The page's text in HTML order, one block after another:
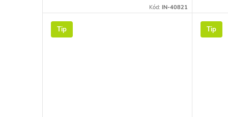
Kód:IN-40821
Tip Tip